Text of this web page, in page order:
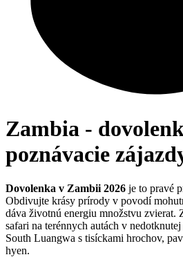
Zambia -
poznávacie
Dovolenka v Zambii 2026 je to pravé
Obdivujte krásy prírody v povodí
dáva životnú energiu množstvu zvierat.
safari na terénnych autách v
South Luangwa s tisíckami hrochov,
hyen.